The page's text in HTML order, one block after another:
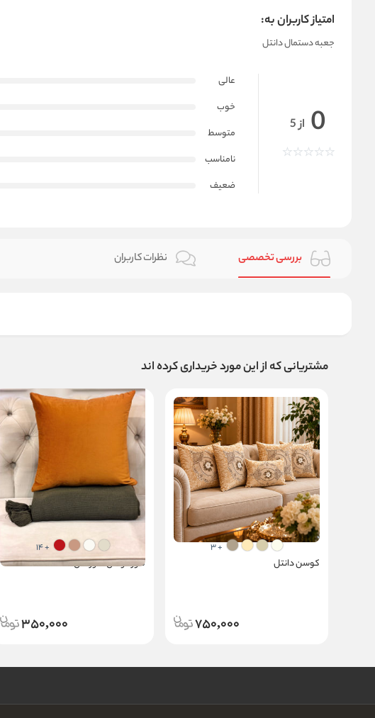
امتیاز کاربران به:
جعبه دستمال دانتل
0 از 5
عالی
خوب
متوسط
نامناسب
ضعیف
بررسی تخصصی نظرات کاربران
مشتریانی که از این مورد خریداری کرده اند
+ 3
کوسن دانتل
750,000
+ 14
کاور کوسن فلورانس
350,000